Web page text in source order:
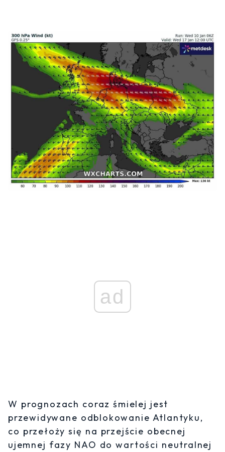
ad
W prognozach coraz śmielej jest
przewidywane odblokowanie Atlantyku,
co przełoży się na przejście obecnej
ujemnej fazy NAO do wartości neutralnej